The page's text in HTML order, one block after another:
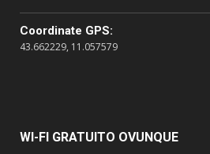
Coordinate GPS:
43.662229, 11.057579
WI-FI GRATUITO OVUNQUE